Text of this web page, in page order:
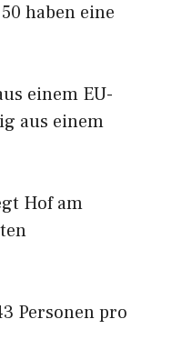
haben eine
einem EU-
aus einem
Hof am
Personen pro